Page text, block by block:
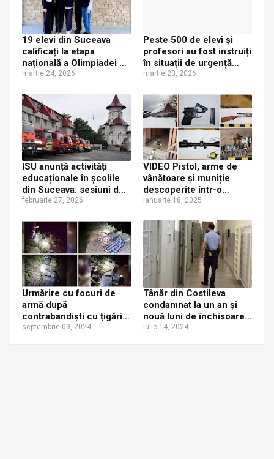
19 elevi din Suceava
calificați la etapa
națională a Olimpiadei de
Limba Ucraineană 2026
martie 24, 2026
Peste 500 de elevi și
profesori au fost instruiți
în situații de urgență
printr-un proiect al ISU
martie 23, 2026
ISU anunță activități
educaționale în școlile
din Suceava: sesiuni de
prevenire a dezastrelor
2026
februarie 27, 2026
VIDEO Pistol, arme de
vânătoare și muniție
descoperite într-o
locuință din Costileva
ianuarie 18, 2025
Urmărire cu focuri de
armă după
contrabandiști cu țigări,
la Ulma, pe granița cu
septembrie 09, 2024
Tânăr din Costileva
condamnat la un an și
nouă luni de închisoare
cu executare pentru
iulie 14, 2024